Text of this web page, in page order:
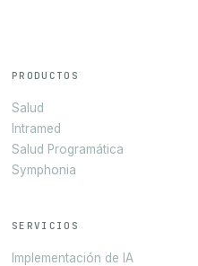
PRODUCTOS
Salud
Intramed
Salud Programática
Symphonia
SERVICIOS
Implementación de IA